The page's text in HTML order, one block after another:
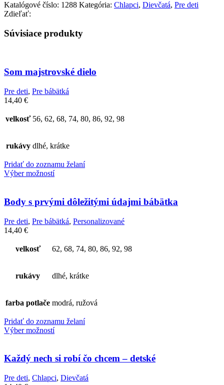
Katalógové číslo: 1288 Kategória: Chlapci, Dievčatá, Pre deti
Zdieľať:
Súvisiace produkty
Som majstrovské dielo
Pre deti, Pre bábätká
14,40 €
velkosť 56, 62, 68, 74, 80, 86, 92, 98
rukávy dlhé, krátke
Pridať do zoznamu želaní
Výber možností
Body s prvými dôležitými údajmi bábätka
Pre deti, Pre bábätká, Personalizované
14,40 €
velkosť 62, 68, 74, 80, 86, 92, 98
rukávy dlhé, krátke
farba potlače modrá, ružová
Pridať do zoznamu želaní
Výber možností
Každý nech si robí čo chcem – detské
Pre deti, Chlapci, Dievčatá